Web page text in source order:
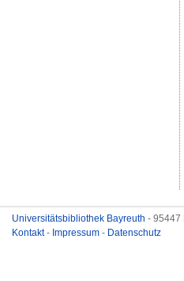
Universitätsbibliothek Bayreuth - 95447
Kontakt- Impressum - Datenschutz